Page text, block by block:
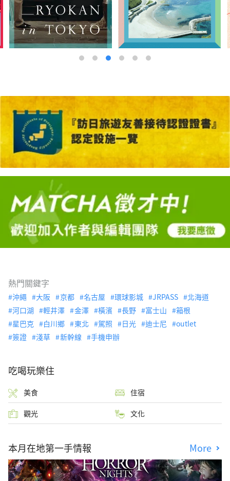
熱門關鍵字
沖繩 大阪 京都 名古屋 環球影城 JRPASS
北海道
河口湖
輕井澤 金澤 橫濱 長野 富士山
箱根
星巴克
白川鄉 東北 駕照 日光 迪士尼
outlet
簽證
淺草 新幹線 手機申辦
吃喝玩樂住
美食 住宿
觀光 文化
本月在地第一手情報 More